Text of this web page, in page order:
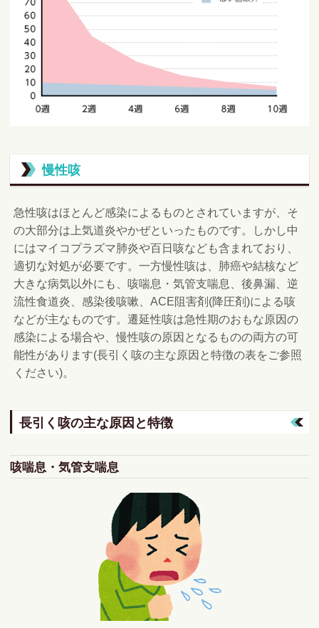
慢性咳
急性咳はほとんど感染によるものとされていますが、そ
の大部分は上気道炎やかぜといったものです。しかし中
にはマイコプラズマ肺炎や百日咳なども含まれており、
適切な対処が必要です。一方慢性咳は、肺癌や結核など
大きな病気以外にも、咳喘息・気管支喘息、後鼻漏、逆
流性食道炎、感染後咳嗽、ACE阻害剤(降圧剤)による咳
などが主なものです。遷延性咳は急性期のおもな原因の
感染による場合や、慢性咳の原因となるものの両方の可
能性があります(長引く咳の主な原因と特徴の表をご参照
ください)。
長引く咳の主な原因と特徴
咳喘息・気管支喘息